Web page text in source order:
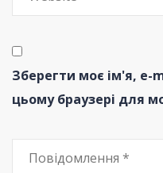
Зберегти моє ім'я, e-
цьому браузері для